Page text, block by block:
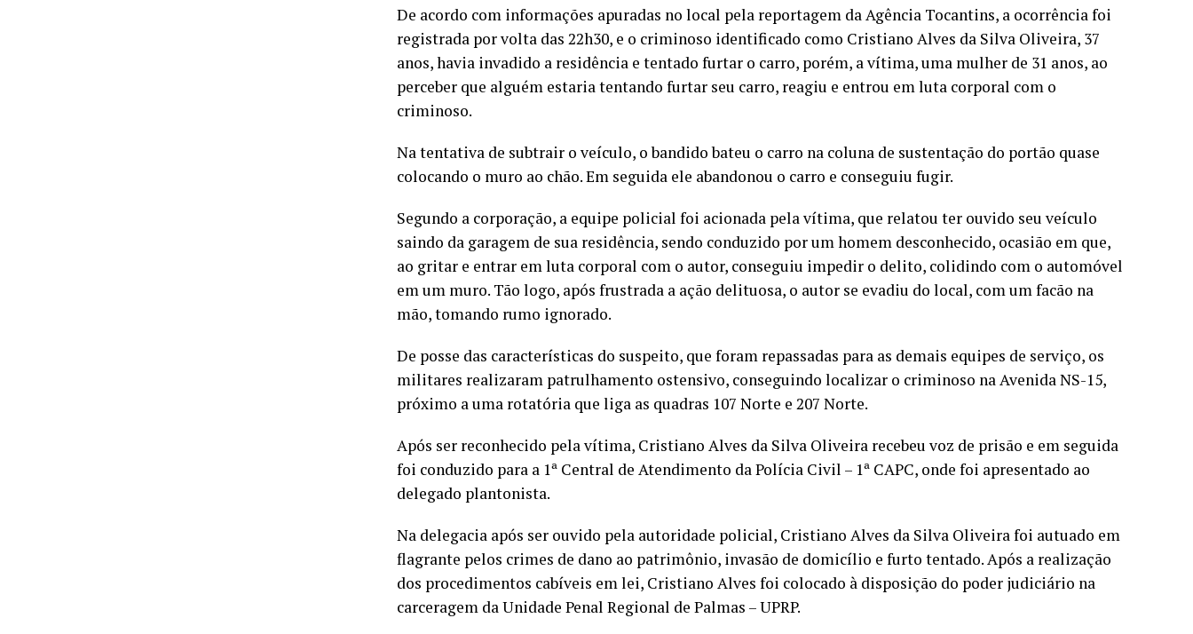
De acordo com informações apuradas no local pela reportagem da Agência Tocantins, a ocorrência foi
registrada por volta das 22h30, e o criminoso identificado como Cristiano Alves da Silva Oliveira, 37
anos, havia invadido a residência e tentado furtar o carro, porém, a vítima, uma mulher de 31 anos, ao
perceber que alguém estaria tentando furtar seu carro, reagiu e entrou em luta corporal com o
criminoso.
Na tentativa de subtrair o veículo, o bandido bateu o carro na coluna de sustentação do portão quase
colocando o muro ao chão. Em seguida ele abandonou o carro e conseguiu fugir.
Segundo a corporação, a equipe policial foi acionada pela vítima, que relatou ter ouvido seu veículo
saindo da garagem de sua residência, sendo conduzido por um homem desconhecido, ocasião em que,
ao gritar e entrar em luta corporal com o autor, conseguiu impedir o delito, colidindo com o automóvel
em um muro. Tão logo, após frustrada a ação delituosa, o autor se evadiu do local, com um facão na
mão, tomando rumo ignorado.
De posse das características do suspeito, que foram repassadas para as demais equipes de serviço, os
militares realizaram patrulhamento ostensivo, conseguindo localizar o criminoso na Avenida NS-15,
próximo a uma rotatória que liga as quadras 107 Norte e 207 Norte.
Após ser reconhecido pela vítima, Cristiano Alves da Silva Oliveira recebeu voz de prisão e em seguida
foi conduzido para a 1ª Central de Atendimento da Polícia Civil – 1ª CAPC, onde foi apresentado ao
delegado plantonista.
Na delegacia após ser ouvido pela autoridade policial, Cristiano Alves da Silva Oliveira foi autuado em
flagrante pelos crimes de dano ao patrimônio, invasão de domicílio e furto tentado. Após a realização
dos procedimentos cabíveis em lei, Cristiano Alves foi colocado à disposição do poder judiciário na
carceragem da Unidade Penal Regional de Palmas – UPRP.